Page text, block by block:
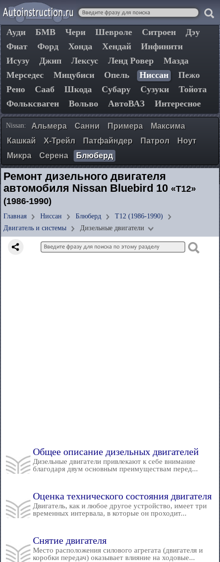
Ауди БМВ Чери Шевроле Ситроен
Дэу
Фиат
Форд Хонда Хендай
Инфинити
Исузу
Джип Лексус Ленд Ровер
Мазда
Мерседес
Мицубиси Опель Ниссан
Пежо
Рено
Сааб Шкода Субару Сузуки
Тойота
Фольксваген
Вольво АвтоВАЗ Интересное
Nissan: Альмера Санни Примера
Максима
Кашкай
Х-Трейл Патфайндер Патрол
Ноут
Микра
Серена Блюберд
Ремонт дизельного двигателя
автомобиля Nissan Bluebird 10 «T12»
(1986-1990)
Главная Ниссан Блюберд
T12 (1986-1990)
Двигатель и системы
Дизельные двигатели
Общее описание дизельных двигателей
Дизельные двигатели привлекают к себе внимание
благодаря двум основным преимуществам перед...
Оценка технического состояния двигателя
Двигатель, как и любое другое устройство, имеет три
временных интервала, в которые он проходит...
Снятие двигателя
Место расположения силового агрегата (двигателя и
коробки передач) оказывает влияние на ходовые...